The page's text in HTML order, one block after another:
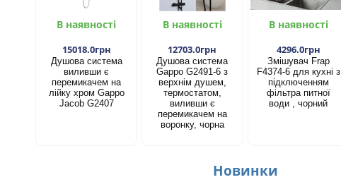
В наявності
15018.0грн
Душова система
виливши є
перемикачем на
лійку хром Gappo
Jacob G2407
В наявності
12703.0грн
Душова система
Gappo G2491-6 з
верхнім душем,
термостатом,
виливши є
перемикачем на
воронку, чорна
В наявності
4296.0грн
Змішувач Frap
F4374-6 для кухні з
підключенням
фільтра питної
води , чорний
Новинки